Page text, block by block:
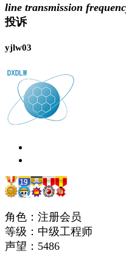
line transmission
投诉
yjlw03
角色：注册会员
等级：中级工程师
声望： 5486